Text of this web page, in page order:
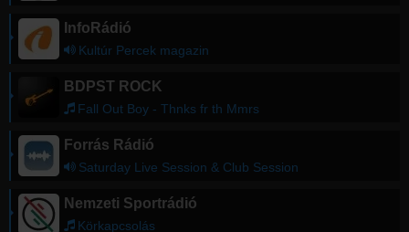
InfoRádió
Kultúr Percek magazin
BDPST ROCK
Fall Out Boy - Thnks fr th Mmrs
Forrás Rádió
Saturday Live Session & Club Session
Nemzeti Sportrádió
Körkapcsolás